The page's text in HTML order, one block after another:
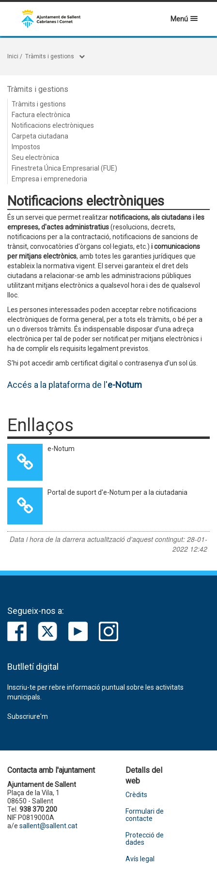
Menú
Inici / Tràmits i gestions
Tràmits i gestions
Tràmits i gestions
Factura electrònica
Notificacions electròniques
Carpeta ciutadana
Impostos
Seu electrònica
Finestreta Única Empresarial (FUE)
Empresa i emprenedoria
Notificacions electròniques
És un servei que permet realitzarnotificacions, als ciutadans i les
empreses, d'actes administratius(resolucions, decrets,
notificacions per a la contractació, notificacions de sancions de
trànsit, convocatòries d'òrgans col·legiats, etc.) i comunicacions
per mitjans electrònics, amb totes les garanties jurídiques que
estableix la normativa vigent. El servei garanteix el dret dels
ciutadans a relacionar-se amb les administracions públiques
utilitzant mitjans electrònics a qualsevol hora i des de qualsevol
lloc.
Les persones interessades poden acceptar rebre notificacions
electròniques de forma general, per a tots els tràmits, o bé per a
un o diversos tràmits. És indispensable disposar d’una adreça
electrònica per tal de poder ser notificat per mitjans electrònics i
ha de complir els requisits legalment previstos.
S'hi pot accedir amb certificat digital o contrasenya d’un sol ús.
Accés a la plataforma de l'e-Notum
Enllaços
e-Notum
Portal de suport d'e-Notum per a la ciutadania
Data i hora de la darrera actualització d'aquest contingut: 28-01-
2022 12:42
Segueix-nos a:
Butlletí digital
Inscriu-te per rebre informació puntual sobre les activitats
municipals.
Subscriure'm
Contacta amb l'ajuntament
Ajuntament de Sallent
Plaça de la Vila, 1
08650 - Sallent
Tel. 938 370 200
NIF P0819000A
a/e sallent@sallent.cat
Detalls del
web
Crèdits
Formulari de
contacte
Protecció de
dades
Avís legal